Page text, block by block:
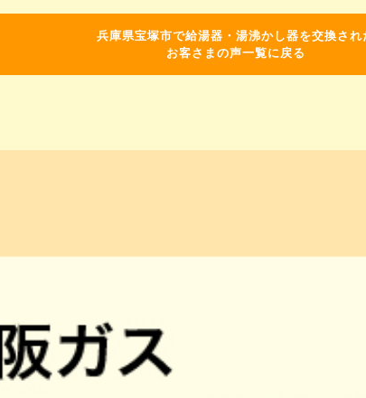
兵庫県宝塚市で給湯器・湯沸かし器を交換され
お客さまの声一覧に戻る